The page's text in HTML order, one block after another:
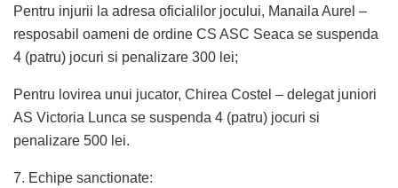
Pentru injurii la adresa oficialilor jocului, Manaila Aurel –
resposabil oameni de ordine CS ASC Seaca se suspenda
4 (patru) jocuri si penalizare 300 lei;
Pentru lovirea unui jucator, Chirea Costel – delegat juniori
AS Victoria Lunca se suspenda 4 (patru) jocuri si
penalizare 500 lei.
7. Echipe sanctionate: